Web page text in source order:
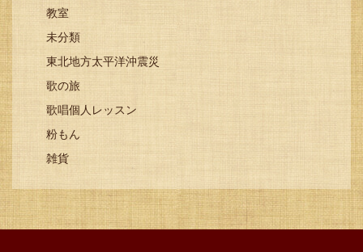
教室
未分類
東北地方太平洋沖震災
歌の旅
歌唱個人レッスン
粉もん
雑貨